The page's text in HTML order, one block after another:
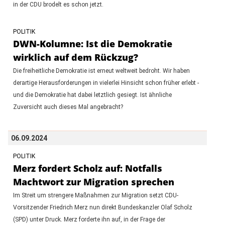
in der CDU brodelt es schon jetzt.
POLITIK
DWN-Kolumne: Ist die Demokratie
wirklich auf dem Rückzug?
Die freiheitliche Demokratie ist erneut weltweit bedroht. Wir haben
derartige Herausforderungen in vielerlei Hinsicht schon früher erlebt -
und die Demokratie hat dabei letztlich gesiegt. Ist ähnliche
Zuversicht auch dieses Mal angebracht?
06.09.2024
POLITIK
Merz fordert Scholz auf: Notfalls
Machtwort zur Migration sprechen
Im Streit um strengere Maßnahmen zur Migration setzt CDU-
Vorsitzender Friedrich Merz nun direkt Bundeskanzler Olaf Scholz
(SPD) unter Druck. Merz forderte ihn auf, in der Frage der